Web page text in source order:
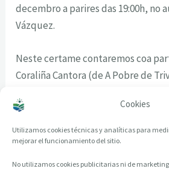
Cookies
Utilizamos cookies técnicas y analíticas para
mejorar el funcionamiento del sitio.
No utilizamos cookies publicitarias ni de
decembro a parires das 19:00h, no
Vázquez.
Neste certame contaremos coa
Coraliña Cantora (de A Pobre de
Orfeón Trivés (de A Pobra de Trives).